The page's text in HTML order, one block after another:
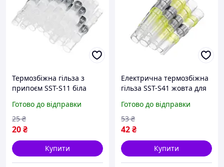
Термозбіжна гільза з
припоєм SST-S11 біла
Готово до відправки
20₴
25 ₴
Купити
Електрична термозбіжна
гільза SST-S41 жовта для
припоєм buzyna
Готово до відправки
42₴
53 ₴
Купити